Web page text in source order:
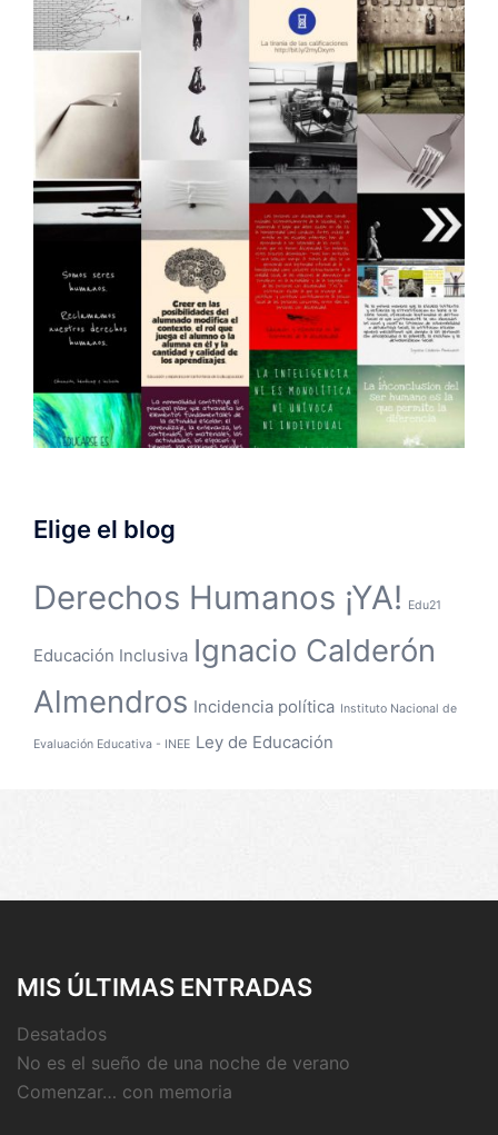
Elige el blog
Derechos Humanos ¡YA! Edu21
Educación Inclusiva Ignacio Calderón
Almendros Incidencia política Instituto Nacional de
Evaluación Educativa - INEE Ley de Educación
MIS ÚLTIMAS ENTRADAS
Desatados
No es el sueño de una noche de verano
Comenzar… con memoria